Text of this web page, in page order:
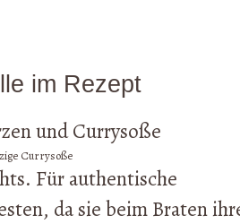
im Rezept
Currysoße
Für authentische
da sie beim Braten